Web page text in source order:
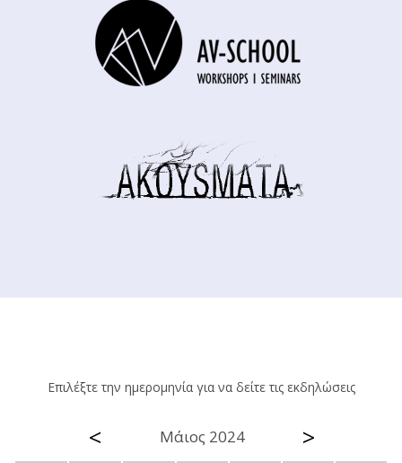
Επιλέξτε την ημερομηνία για να δείτε τις εκδηλώσεις
< Μάιος 2024 >